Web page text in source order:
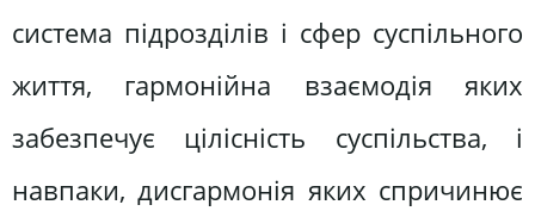
система підрозділів і сфер суспільного
життя, гармонійна взаємодія яких
забезпечує цілісність суспільства, і
навпаки, дисгармонія яких спричинює